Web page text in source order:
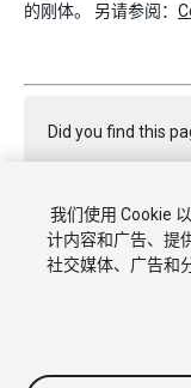
的刚体。 另请参阅：
Did you find this
Report a problem
我们使用 Cookie
计内容和广告、提
社交媒体、广告和